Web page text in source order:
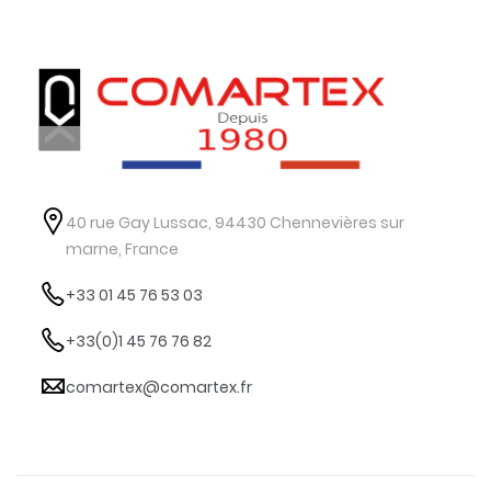
40 rue Gay Lussac, 94430 Chennevières sur
marne, France
+33 01 45 76 53 03
+33(0)1 45 76 76 82
comartex@comartex.fr